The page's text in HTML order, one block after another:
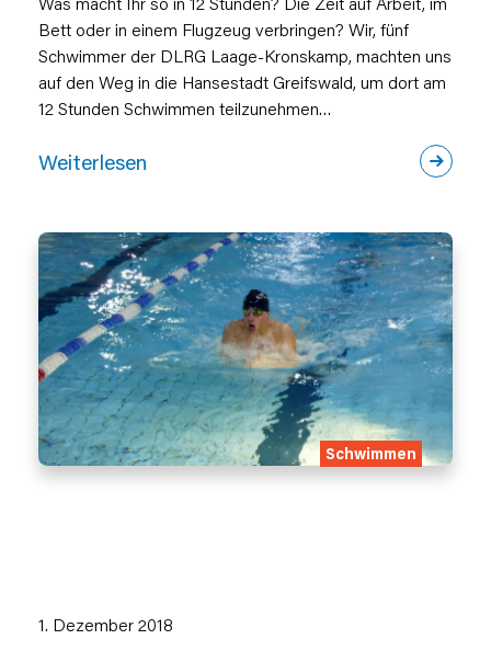
Bett oder in einem Flugzeug verbringen? Wir, fünf
Schwimmer der DLRG Laage-Kronskamp, machten uns
auf den Weg in die Hansestadt Greifswald, um dort am
12 Stunden Schwimmen teilzunehmen…
Weiterlesen
Schwimmen
1. Dezember 2018